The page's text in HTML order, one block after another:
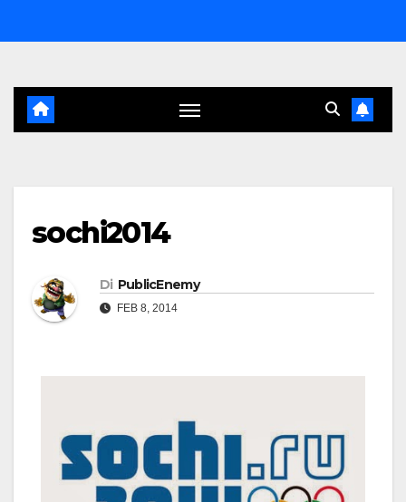
al
sochi2014
Di PublicEnemy
FEB 8, 2014